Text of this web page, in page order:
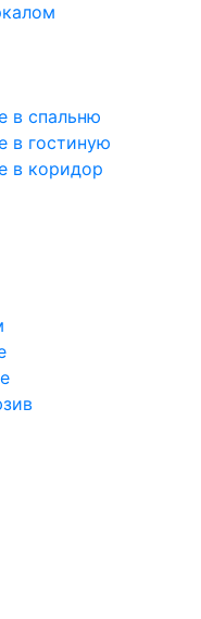
в спальню
в гостиную
в коридор